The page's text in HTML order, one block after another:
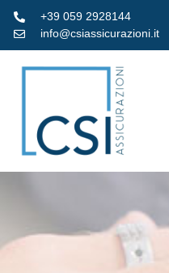
+39 059 2928144
info@csiassicurazioni.it